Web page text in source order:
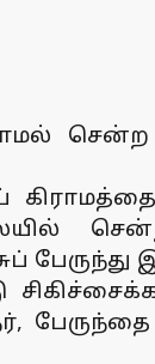
சென்ற